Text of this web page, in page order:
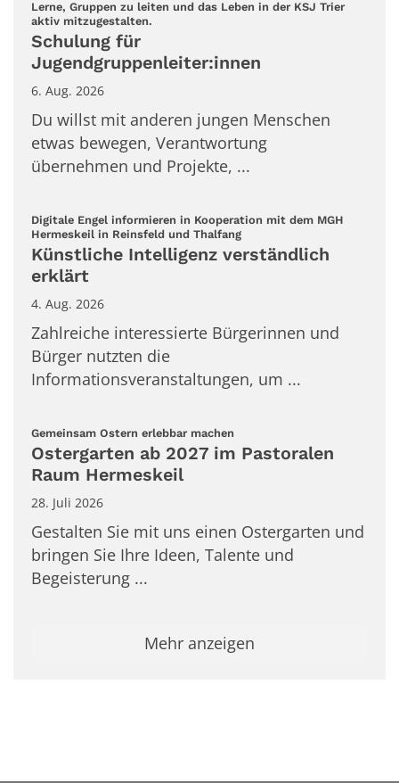
Lerne, Gruppen zu leiten und das Leben in der KSJ Trier
aktiv mitzugestalten.
Schulung für
Jugendgruppenleiter:innen
6. Aug. 2026
Du willst mit anderen jungen Menschen
etwas bewegen, Verantwortung
übernehmen und Projekte, ...
Digitale Engel informieren in Kooperation mit dem MGH
Hermeskeil in Reinsfeld und Thalfang:
Künstliche Intelligenz verständlich
erklärt
4. Aug. 2026
Zahlreiche interessierte Bürgerinnen und
Bürger nutzten die
Informationsveranstaltungen, um ...
Gemeinsam Ostern erlebbar machen
Ostergarten ab 2027 im Pastoralen
Raum Hermeskeil
28. Juli 2026
Gestalten Sie mit uns einen Ostergarten und
bringen Sie Ihre Ideen, Talente und
Begeisterung ...
Mehr anzeigen